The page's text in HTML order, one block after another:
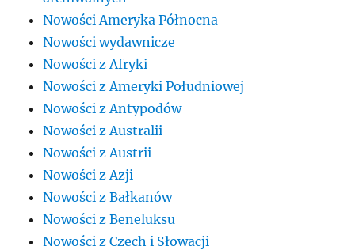
Nowości Ameryka Północna
Nowości wydawnicze
Nowości z Afryki
Nowości z Ameryki Południowej
Nowości z Antypodów
Nowości z Australii
Nowości z Austrii
Nowości z Azji
Nowości z Bałkanów
Nowości z Beneluksu
Nowości z Czech i Słowacji